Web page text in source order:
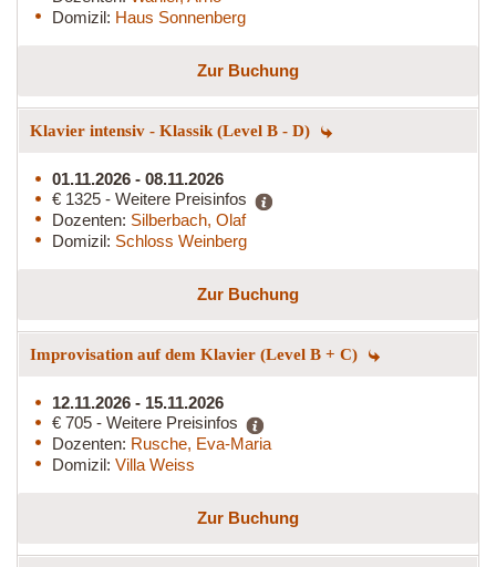
Domizil: Haus Sonnenberg
Zur Buchung
Klavier intensiv - Klassik (Level B - D)
01.11.2026 - 08.11.2026
€ 1325 - Weitere Preisinfos
Dozenten: Silberbach, Olaf
Domizil: Schloss Weinberg
Zur Buchung
Improvisation auf dem Klavier (Level B + C)
12.11.2026 - 15.11.2026
€ 705 - Weitere Preisinfos
Dozenten: Rusche, Eva-Maria
Domizil: Villa Weiss
Zur Buchung